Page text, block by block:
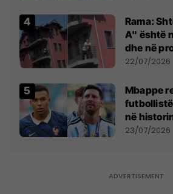
Rama:
A" është
dhe në
22/07/2026
Mbappe
në
Botës,
23/07/2026